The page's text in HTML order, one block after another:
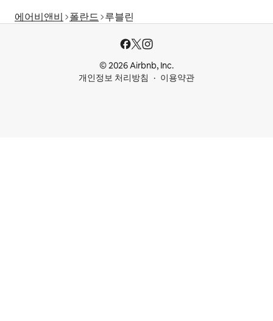
에어비앤비 폴란드 루블린
© 2026 Airbnb, Inc.
개인정보 처리방침
이용약관